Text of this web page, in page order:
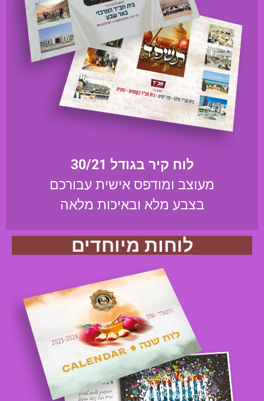
לוח קיר בגודל 30/21
מעוצב ומודפס אישית עבורכם
בצבע מלא ובאיכות מלאה
לוחות מיוחדים